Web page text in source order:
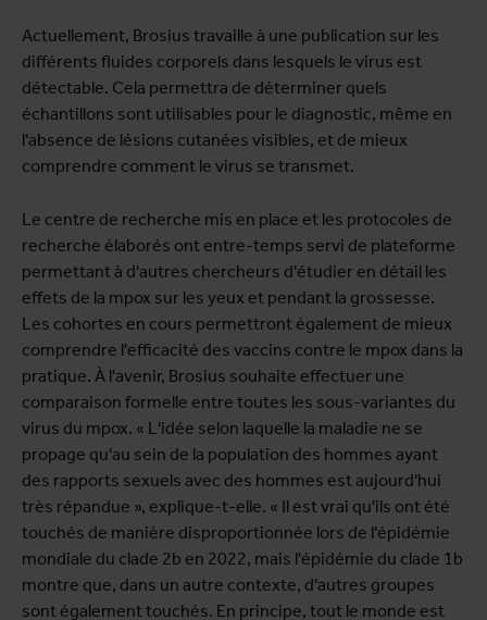
Actuellement, Brosius travaille à une publication sur les
différents fluides corporels dans lesquels le virus est
détectable. Cela permettra de déterminer quels
échantillons sont utilisables pour le diagnostic, même en
l'absence de lésions cutanées visibles, et de mieux
comprendre comment le virus se transmet.
Le centre de recherche mis en place et les protocoles de
recherche élaborés ont entre-temps servi de plateforme
permettant à d'autres chercheurs d'étudier en détail les
effets de la mpox sur les yeux et pendant la grossesse.
Les cohortes en cours permettront également de mieux
comprendre l'efficacité des vaccins contre le mpox dans la
pratique. À l'avenir, Brosius souhaite effectuer une
comparaison formelle entre toutes les sous-variantes du
virus du mpox. « L'idée selon laquelle la maladie ne se
propage qu'au sein de la population des hommes ayant
des rapports sexuels avec des hommes est aujourd'hui
très répandue », explique-t-elle. « Il est vrai qu'ils ont été
touchés de manière disproportionnée lors de l'épidémie
mondiale du clade 2b en 2022, mais l'épidémie du clade 1b
montre que, dans un autre contexte, d'autres groupes
sont également touchés. En principe, tout le monde est